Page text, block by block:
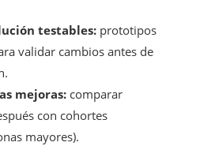
testables: prototipos
validar cambios antes de
mejoras: comparar
con cohortes
mayores).